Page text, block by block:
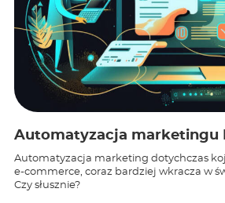
Automatyzacja marketingu
Automatyzacja marketing dotychczas
e-commerce, coraz bardziej wkracza w
Czy słusznie?